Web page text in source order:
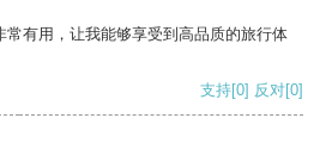
常有用，让我能够享受到高品质的旅行体
支持[0] 反对[0]